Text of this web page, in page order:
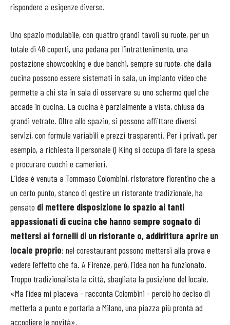
rispondere a esigenze diverse.
Uno spazio modulabile, con quattro grandi tavoli su ruote, per un
totale di 48 coperti, una pedana per l’intrattenimento, una
postazione showcooking e due banchi, sempre su ruote, che dalla
cucina possono essere sistemati in sala, un impianto video che
permette a chi sta in sala di osservare su uno schermo quel che
accade in cucina. La cucina è parzialmente a vista, chiusa da
grandi vetrate. Oltre allo spazio, si possono affittare diversi
servizi, con formule variabili e prezzi trasparenti. Per i privati, per
esempio, a richiesta il personale Q King si occupa di fare la spesa
e procurare cuochi e camerieri.
L’idea è venuta a Tommaso Colombini, ristoratore fiorentino che a
un certo punto, stanco di gestire un ristorante tradizionale, ha
pensato di mettere disposizione lo spazio ai tanti
appassionati di cucina che hanno sempre sognato di
mettersi ai fornelli di un ristorante o, addirittura aprire un
locale proprio: nel corestaurant possono mettersi alla prova e
vedere l’effetto che fa. A Firenze, però, l’idea non ha funzionato.
Troppo tradizionalista la città, sbagliata la posizione del locale.
«Ma l’idea mi piaceva - racconta Colombini - perciò ho deciso di
metterla a punto e portarla a Milano, una piazza più pronta ad
accogliere le novità».